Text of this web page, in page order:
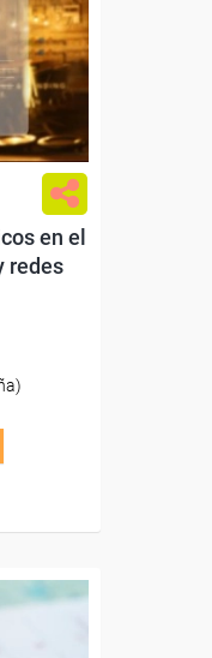
en el
redes